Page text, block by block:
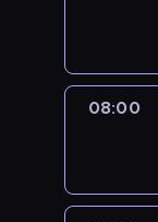
08:00